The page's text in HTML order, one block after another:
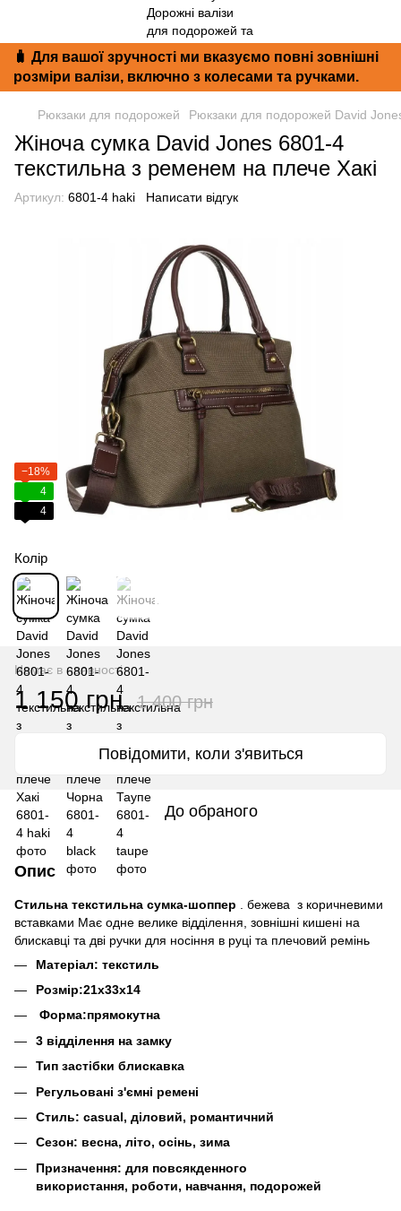
🧳 Для вашої зручності ми вказуємо повні зовнішні
розміри валізи, включно з колесами та ручками.
Рюкзаки для подорожей Рюкзаки для подорожей David
Жіноча сумка David Jones 6801-4
текстильна з ременем на плече Хакі
Артикул: 6801-4 haki Написати відгук
−18%
4
4
Колір
Немає в наявності
1 150 грн 1 400 грн
Повідомити, коли з'явиться
До обраного
Опис
Стильна текстильна сумка-шоппер . бежева з коричневими
вставками Має одне велике відділення, зовнішні кишені на
блискавці та дві ручки для носіння в руці та плечовий ремінь
Матеріал: текстиль
Розмір:21х33х14
Форма:прямокутна
3 відділення на замку
Тип застібки блискавка
Регульовані з'ємні ремені
Стиль: casual, діловий, романтичний
Сезон: весна, літо, осінь, зима
Призначення: для повсякденного
використання, роботи, навчання, подорожей